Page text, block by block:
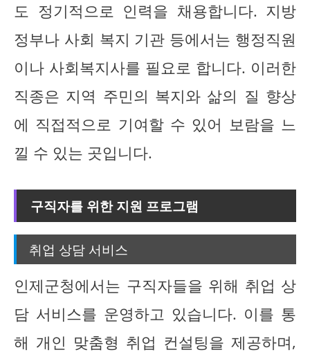
도 정기적으로 인력을 채용합니다. 지방
정부나 사회 복지 기관 등에서는 행정직원
이나 사회복지사를 필요로 합니다. 이러한
직종은 지역 주민의 복지와 삶의 질 향상
에 직접적으로 기여할 수 있어 보람을 느
낄 수 있는 곳입니다.
구직자를 위한 지원 프로그램
취업 상담 서비스
인제군청에서는 구직자들을 위해 취업 상
담 서비스를 운영하고 있습니다. 이를 통
해 개인 맞춤형 취업 컨설팅을 제공하며,